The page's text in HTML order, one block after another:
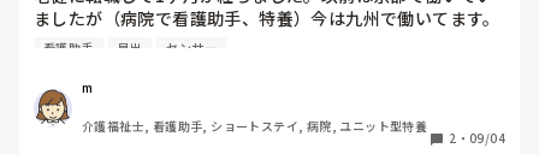
そして早出がいなくて８時定時が９時半まで残業
大声出すなら頓服飲ませたらよかったのにと言われたけどあ
の様子じゃ無理（笑）
ましたが（病院で看護助手、特養）今は九州で働いてます。
なんかヤバ目の施設に転職したのではないかと不安でいっぱ
まず、ナースコールはありますが、ピッチに連動型ではな
く、ピッチがありません。初めてピッチがない施設に当たり
看護助手 早出 センサー
m
介護福祉士, 看護助手, ショートステイ, 病院, ユニット型特養
2 ・ 09/04